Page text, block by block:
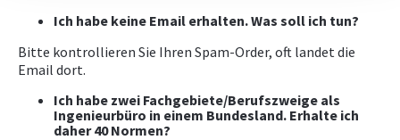
Ich habe keine Email erhalten. Was soll ich tun?
Bitte kontrollieren Sie Ihren Spam-Order, oft landet die
Email dort.
Ich habe zwei Fachgebiete/Berufszweige als
Ingenieurbüro in einem Bundesland. Erhalte ich
daher 40 Normen?